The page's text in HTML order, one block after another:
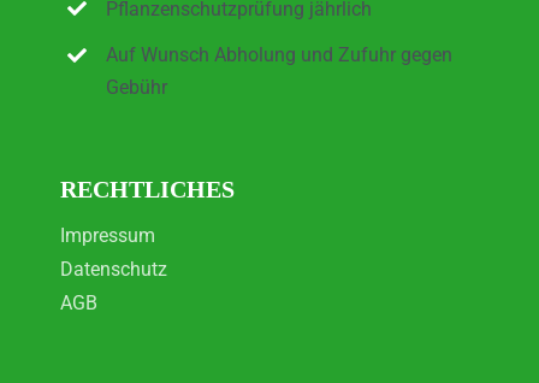
Pflanzenschutzprüfung jährlich
Auf Wunsch Abholung und Zufuhr gegen
Gebühr
RECHTLICHES
Impressum
Datenschutz
AGB